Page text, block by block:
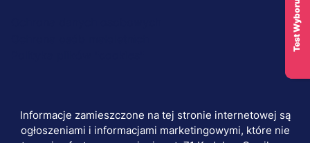
Informacje zamieszczone na tej stronie internetowej są
ogłoszeniami i informacjami marketingowymi, które nie